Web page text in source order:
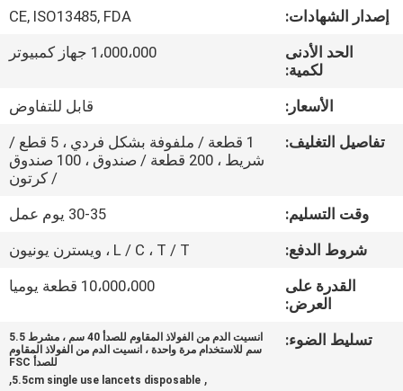
عرض
الافتراضي
معلومات
جولة
المعمل
إصدار الشهادات:
CE, ISO13485, FDA
الحد الأدنى
لكمية:
1،000،000 جهاز كمبيوتر
الأسعار:
قابل للتفاوض
تفاصيل التغليف:
1 قطعة / ملفوفة بشكل فردي ، 5 قطع /
شريط ، 200 قطعة / صندوق ، 100 صندوق
/ كرتون
وقت التسليم:
30-35 يوم عمل
شروط الدفع:
L / C ، T / T ، ويسترن يونيون
القدرة على
العرض:
10،000،000 قطعة يوميا
تسليط الضوء:
انسيت الدم من الفولاذ المقاوم للصدأ 40 سم ، مشرط 5.5
سم للاستخدام مرة واحدة ، انسيت الدم من الفولاذ المقاوم
للصدأ FSC
,
5.5cm single use lancets disposable
,